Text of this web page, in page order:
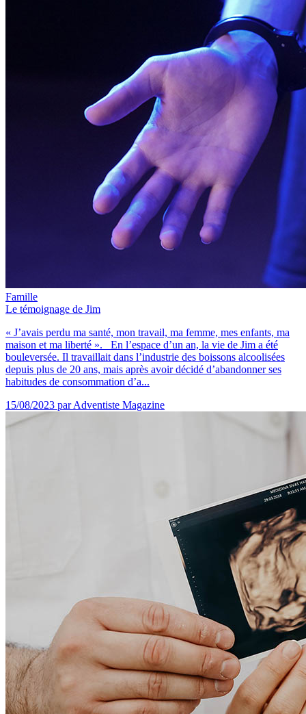
Famille
Le témoignage de Jim
« J’avais perdu ma santé, mon travail, ma femme, mes enfants, ma
maison et ma liberté ». En l’espace d’un an, la vie de Jim a été
bouleversée. Il travaillait dans l’industrie des boissons alcoolisées
depuis plus de 20 ans, mais après avoir décidé d’abandonner ses
habitudes de consommation d’a...
15/08/2023 par Adventiste Magazine